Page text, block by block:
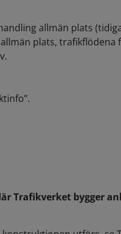
allmän plats
plats, trafikflödena
Trafikverket bygger